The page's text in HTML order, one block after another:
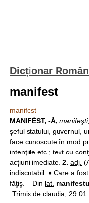
Dicționar Român
manifest
manifest
MANIFÉST, -Ă,
şeful statului, guvernul,
face cunoscute în mod
intenţiile etc.; text cu
acţiuni imediate. 2. adj.
indiscutabil. ♦ Care a
făţiş. – Din lat.
Trimis de claudia,